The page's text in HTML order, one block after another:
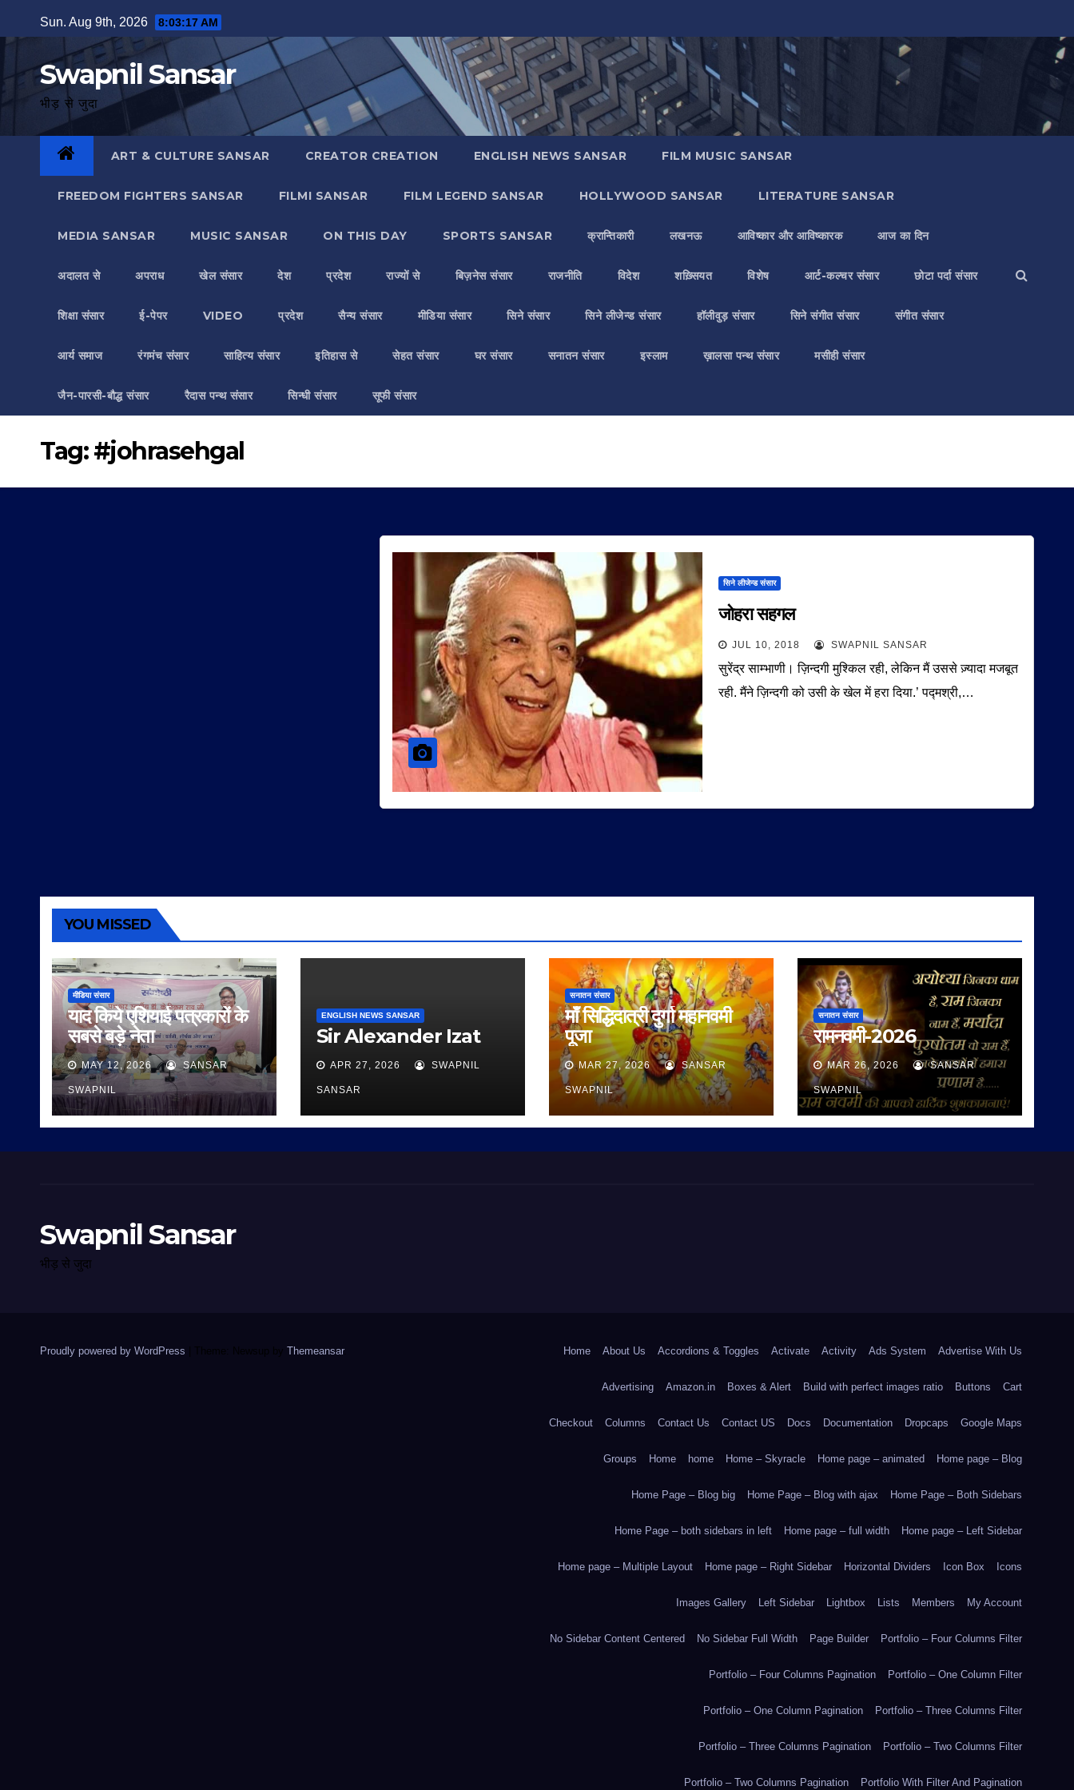
to
Sun. Aug 9th, 2026 8:03:17 AM
Swapnil Sansar
भीड़ से जुदा
ART & CULTURE SANSAR CREATOR CREATION ENGLISH NEWS SANSAR FILM MUSIC SANSAR
FREEDOM FIGHTERS SANSAR FILMI SANSAR FILM LEGEND SANSAR HOLLYWOOD SANSAR LITERATURE SANSAR
MEDIA SANSAR MUSIC SANSAR ON THIS DAY SPORTS SANSAR क्रान्तिकारी लखनऊ आविष्कार और आविष्कारक आज का दिन
अदालत से अपराध खेल संसार देश प्रदेश राज्यों से बिज़नेस संसार राजनीति विदेश शख़्सियत विशेष आर्ट-कल्चर संसार छोटा पर्दा संसार
शिक्षा संसार ई-पेपर VIDEO प्रदेश सैन्य संसार मीडिया संसार सिने संसार सिने लीजेन्ड संसार हॉलीवुड़ संसार सिने संगीत संसार संगीत संसार
आर्य समाज रंगमंच संसार साहित्य संसार इतिहास से सेहत संसार घर संसार सनातन संसार इस्लाम ख़ालसा पन्थ संसार मसीही संसार
जैन-पारसी-बौद्ध संसार रैदास पन्थ संसार सिन्धी संसार सूफी संसार
Tag:#johrasehgal
सिने लीजेन्ड संसार
जोहरा सहगल
JUL 10, 2018 SWAPNIL SANSAR
सुरेंद्र साम्भाणी। ज़िन्दगी मुश्किल रही, लेकिन मैं उससे ज़्यादा मजबूत
रही. मैंने ज़िन्दगी को उसी के खेल में हरा दिया.’ पद्मश्री,…
YOU MISSED
मीडिया संसार
याद किये एशियाई पत्रकारों के
सबसे बड़े नेता
MAY 12, 2026 SANSAR
SWAPNIL
ENGLISH NEWS SANSAR
Sir Alexander Izat
APR 27, 2026 SWAPNIL
SANSAR
सनातन संसार
माँ सिद्धिदात्री दुर्गा महानवमी
पूजा
MAR 27, 2026 SANSAR
SWAPNIL
सनातन संसार
रामनवमी-2026
MAR 26, 2026 SANSAR
SWAPNIL
Swapnil Sansar
भीड़ से जुदा
Proudly powered by WordPress Theme: Newsup by Themeansar. Home About Us Accordions & Toggles Activate Activity Ads System Advertise With Us
Advertising Amazon.in Boxes & Alert Build with perfect images ratio Buttons Cart
Checkout Columns Contact Us Contact US Docs Documentation Dropcaps Google Maps
Groups Home home Home – Skyracle Home page – animated Home page – Blog
Home Page – Blog big Home Page – Blog with ajax Home Page – Both Sidebars
Home Page – both sidebars in left Home page – full width Home page – Left Sidebar
Home page – Multiple Layout Home page – Right Sidebar Horizontal Dividers Icon Box Icons
Images Gallery Left Sidebar Lightbox Lists Members My Account
No Sidebar Content Centered No Sidebar Full Width Page Builder Portfolio – Four Columns Filter
Portfolio – Four Columns Pagination Portfolio – One Column Filter
Portfolio – One Column Pagination Portfolio – Three Columns Filter
Portfolio – Three Columns Pagination Portfolio – Two Columns Filter
Portfolio – Two Columns Pagination Portfolio With Filter And Pagination